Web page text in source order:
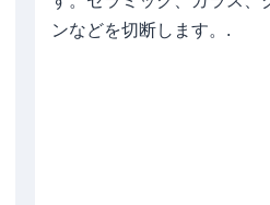
ンなどを切断します。.